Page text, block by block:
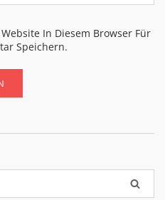
In Diesem Browser Für
Speichern.